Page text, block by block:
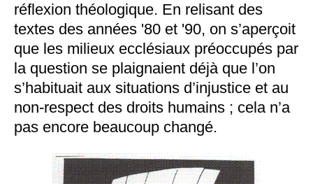
réflexion théologique. En relisant des
textes des années '80 et '90, on s’aperçoit
que les milieux ecclésiaux préoccupés par
la question se plaignaient déjà que l’on
s’habituait aux situations d’injustice et au
non-respect des droits humains ; cela n’a
pas encore beaucoup changé.